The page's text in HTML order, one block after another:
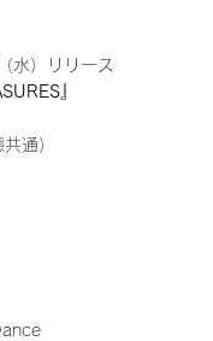
）リリース
』
通）